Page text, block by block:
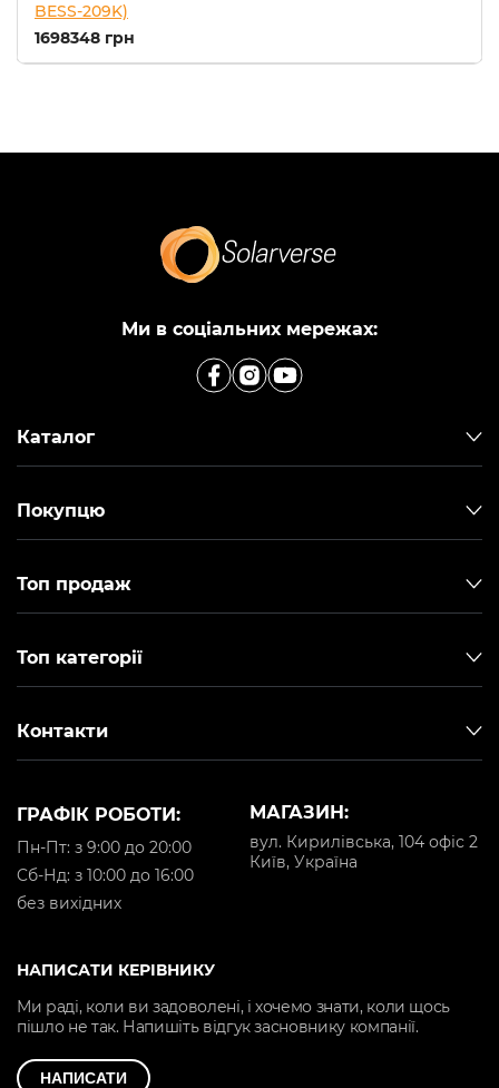
BESS-209K)
1698348 грн
Ми в соціальних мережах:
Каталог
Покупцю
Топ продаж
Топ категорії
Контакти
МАГАЗИН:
вул. Кирилівська, 104 офіс 2
Київ, Україна
ГРАФІК РОБОТИ:
Пн-Пт: з 9:00 до 20:00
Cб-Нд: з 10:00 до 16:00
без вихідних
НАПИСАТИ КЕРІВНИКУ
Ми раді, коли ви задоволені, і хочемо знати, коли щось
пішло не так. Напишіть відгук засновнику компанії.
НАПИСАТИ